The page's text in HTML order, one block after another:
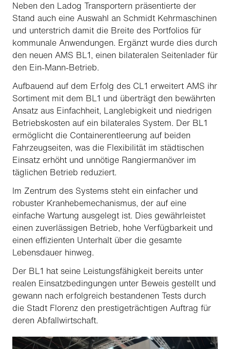
Neben den Ladog Transportern präsentierte der
Stand auch eine Auswahl an Schmidt Kehrmaschinen
und unterstrich damit die Breite des Portfolios für
kommunale Anwendungen. Ergänzt wurde dies durch
den neuen AMS BL1, einen bilateralen Seitenlader für
den Ein-Mann-Betrieb.
Aufbauend auf dem Erfolg des CL1 erweitert AMS ihr
Sortiment mit dem BL1 und überträgt den bewährten
Ansatz aus Einfachheit, Langlebigkeit und niedrigen
Betriebskosten auf ein bilaterales System. Der BL1
ermöglicht die Containerentleerung auf beiden
Fahrzeugseiten, was die Flexibilität im städtischen
Einsatz erhöht und unnötige Rangiermanöver im
täglichen Betrieb reduziert.
Im Zentrum des Systems steht ein einfacher und
robuster Kranhebemechanismus, der auf eine
einfache Wartung ausgelegt ist. Dies gewährleistet
einen zuverlässigen Betrieb, hohe Verfügbarkeit und
einen effizienten Unterhalt über die gesamte
Lebensdauer hinweg.
Der BL1 hat seine Leistungsfähigkeit bereits unter
realen Einsatzbedingungen unter Beweis gestellt und
gewann nach erfolgreich bestandenen Tests durch
die Stadt Florenz den prestigeträchtigen Auftrag für
deren Abfallwirtschaft.